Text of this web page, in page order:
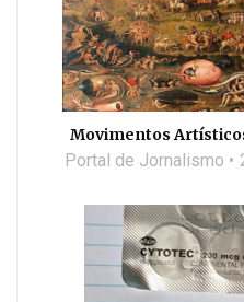
Movimentos
Portal de Jornalismo